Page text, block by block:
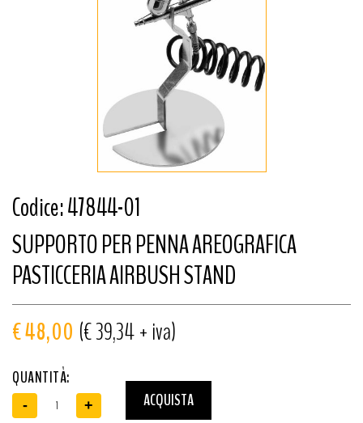
Codice: 47844-01
SUPPORTO PER PENNA AREOGRAFICA
PASTICCERIA AIRBUSH STAND
€ 48,00 (€ 39,34 + iva)
QUANTITÀ:
- + ACQUISTA